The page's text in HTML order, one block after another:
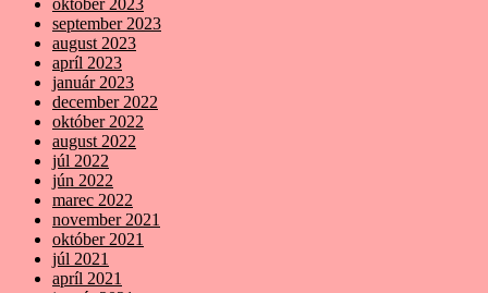
október 2023
september 2023
august 2023
apríl 2023
január 2023
december 2022
október 2022
august 2022
júl 2022
jún 2022
marec 2022
november 2021
október 2021
júl 2021
apríl 2021